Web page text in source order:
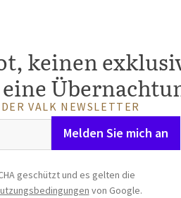
keinen
VALK NEWSLETTER
Melden Sie mich an
geschützt und es gelten die
von Google.